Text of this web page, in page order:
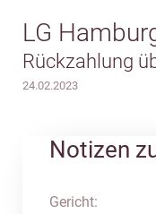
LG
Rückzahlung
24.02.2023
Notizen
Gericht: